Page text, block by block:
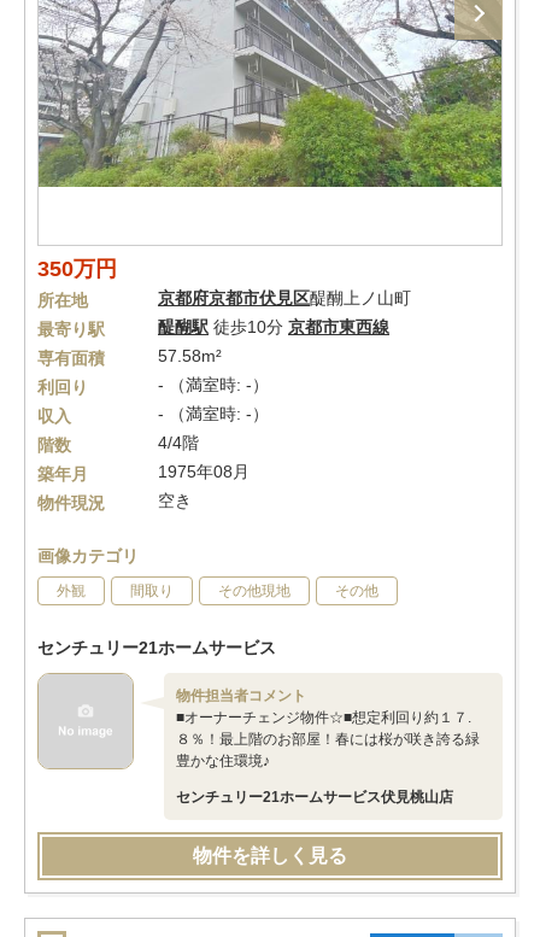
350万円
所在地 京都府京都市伏見区醍醐上ノ山町
最寄り駅
醍醐駅 徒歩10分 京都市東西線
専有面積
57.58m²
利回り
- （満室時: -）
収入
- （満室時: -）
階数
4/4階
築年月
1975年08月
物件現況
空き
画像カテゴリ
外観 間取り その他現地 その他
センチュリー21ホームサービス
物件担当者コメント
■オーナーチェンジ物件☆■想定利回り約１７.
８％！最上階のお部屋！春には桜が咲き誇る緑
豊かな住環境♪
センチュリー21ホームサービス伏見桃山店
物件を詳しく見る